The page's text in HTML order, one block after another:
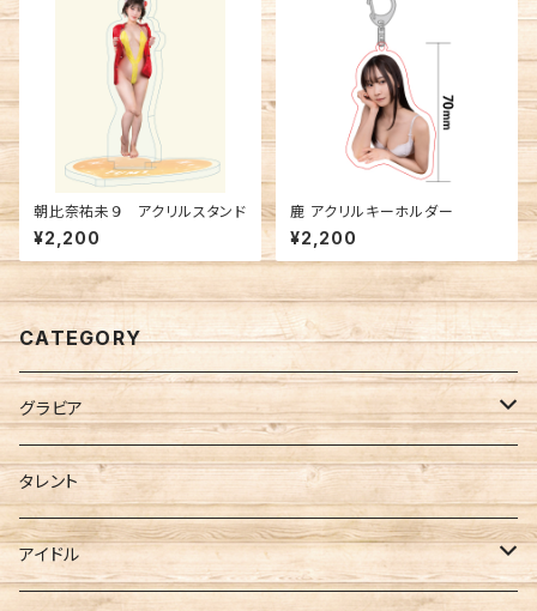
朝比奈祐未９ アクリルスタンド
¥2,200
鹿 アクリルキーホルダー
¥2,200
CATEGORY
グラビア
FANTASTICA
Berry Blue
タレント
アイドル